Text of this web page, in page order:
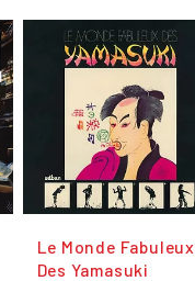
Le Monde Fabuleux
Des Yamasuki